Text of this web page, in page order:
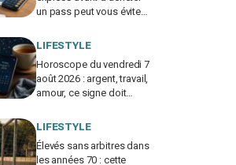
un pass peut vous éviter
en visites
LIFESTYLE
Horoscope du vendredi 7
août 2026 : argent, travail,
amour, ce signe doit
aujourd’hui
LIFESTYLE
Élevés sans arbitres dans
les années 70 : cette